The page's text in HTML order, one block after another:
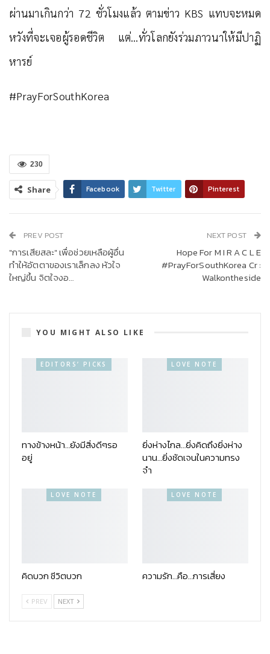
ผ่านมาเกินกว่า 72 ชั่วโมงแล้ว ตามข่าว KBS แทบจะหมด
หวังที่จะเจอผู้รอดชีวิต แต่…ทั่วโลกยังร่วมภาวนาให้มีปาฏิ
หารย์
#PrayForSouthKorea
230
Share Facebook Twitter Pinterest
PREV POST
"การเสียสละ" เพื่อช่วยเหลือผู้อื่น
ทำให้อัตตาของเราเล็กลง หัวใจ
ใหญ่ขึ้น จิตใจงอ…
NEXT POST
Hope For M I R A C L E
#PrayForSouthKorea Cr :
Walkontheside
YOU MIGHT ALSO LIKE
EDITORS’ PICKS
ทางข้างหน้า…ยังมีสิ่งดีๆรอ
อยู่
LOVE NOTE
ยิ่งห่างไกล…ยิ่งคิดถึงยิ่งห่าง
นาน…ยิ่งชัดเจนในความทรง
จำ
LOVE NOTE
คิดบวก ชีวิตบวก
LOVE NOTE
ความรัก…คือ…การเสี่ยง
PREV NEXT